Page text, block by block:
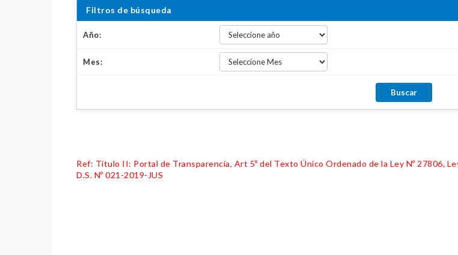
Filtros de búsqueda
Año:
Mes:
Ref: Título II: Portal de Transparencia, Art 5º del Texto Único Ordenado de la Ley Nº 27806,
D.S. Nº 021-2019-JUS